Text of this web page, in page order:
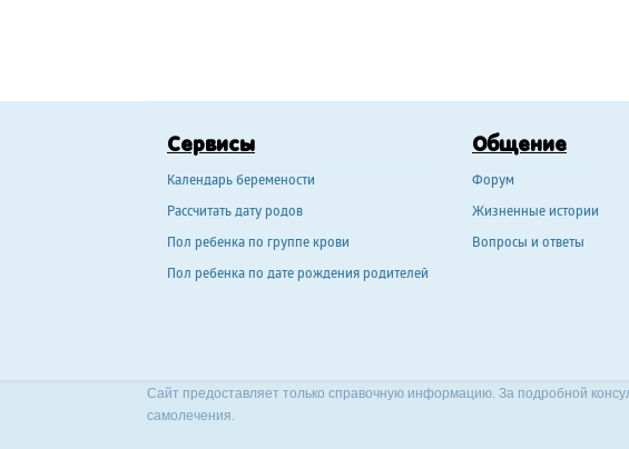
Сервисы
Календарь беремености
Рассчитать дату родов
Пол ребенка по группе крови
Пол ребенка по дате рождения родителей
Общение
Форум
Жизненные истории
Вопросы и ответы
Сайт предоставляет только справочную информацию. За подробной
самолечения.